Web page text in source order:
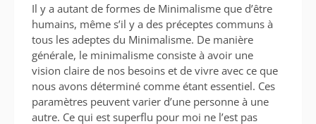
Il y a autant de formes de Minimalisme que d’être
humains, même s’il y a des préceptes communs à
tous les adeptes du Minimalisme. De manière
générale, le minimalisme consiste à avoir une
vision claire de nos besoins et de vivre avec ce que
nous avons déterminé comme étant essentiel. Ces
paramètres peuvent varier d’une personne à une
autre. Ce qui est superflu pour moi ne l’est pas